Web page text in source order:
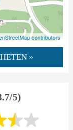
contributors
»
5)